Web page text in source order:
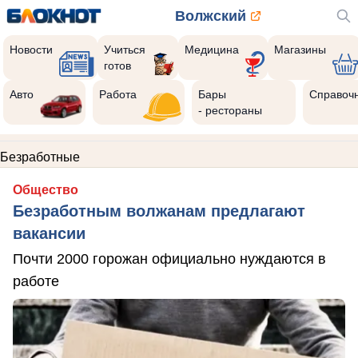
Волжский
Новости
Учиться
готов
Медицина Магазины
Авто Работа
Бары
- рестораны
Безработные
Общество
Безработным волжанам предлагают
вакансии
Почти 2000 горожан официально нуждаются в
работе